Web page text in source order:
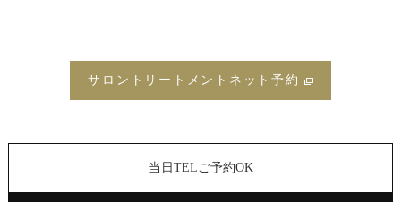
サロントリートメントネット予約
当日TELご予約OK